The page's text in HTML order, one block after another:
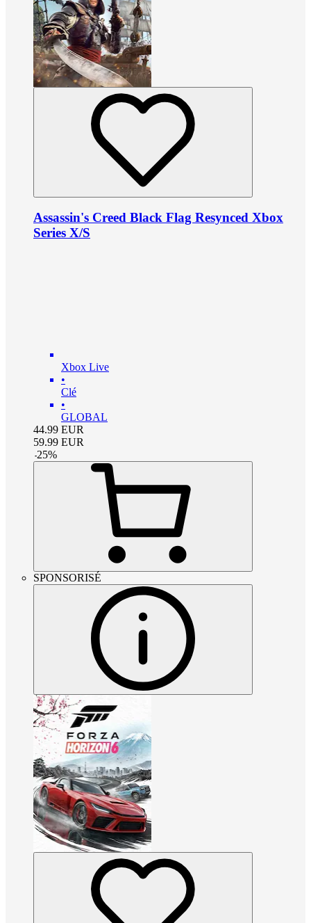
Assassin's Creed Black Flag Resynced Xbox
Series X/S
Xbox Live
•
Clé
•
GLOBAL
44.99 EUR
59.99 EUR
-25%
SPONSORISÉ